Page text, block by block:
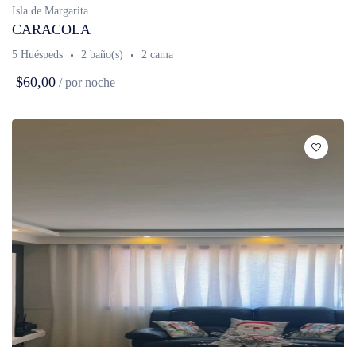
Isla de Margarita
CARACOLA
5 Huéspeds 2 baño(s) 2 cama
$60,00 / por noche